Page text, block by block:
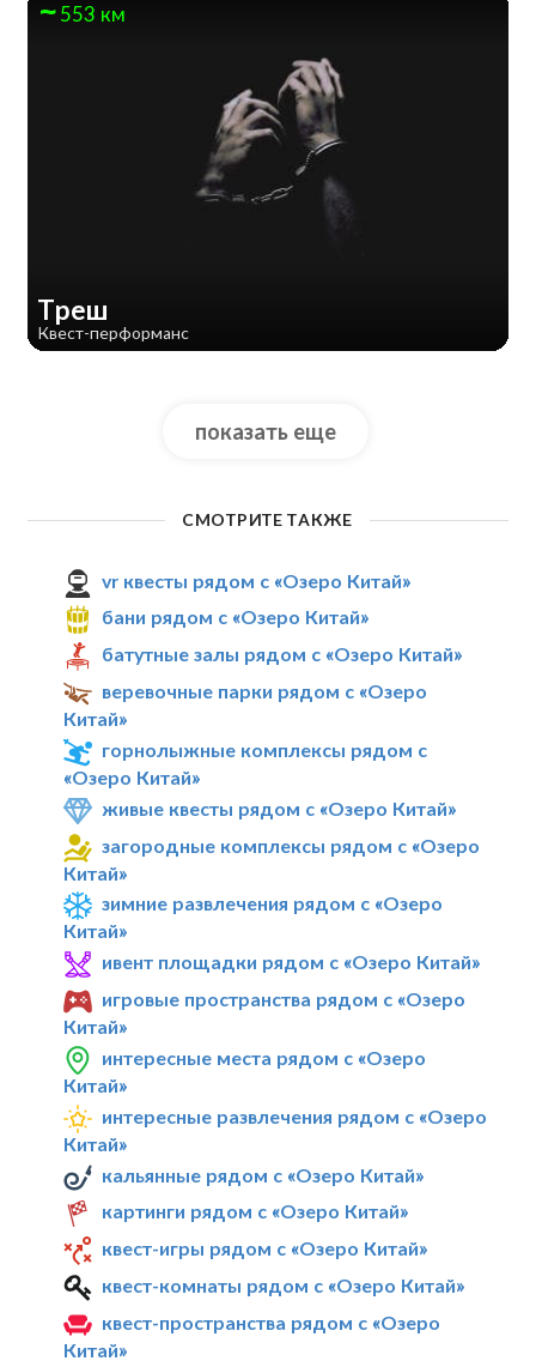
553 км
Треш
Квест-перформанс
показать еще
СМОТРИТЕ ТАКЖЕ
vr квесты рядом с «Озеро Китай»
бани рядом с «Озеро Китай»
батутные залы рядом с «Озеро Китай»
веревочные парки рядом с «Озеро
Китай»
горнолыжные комплексы рядом с
«Озеро Китай»
живые квесты рядом с «Озеро Китай»
загородные комплексы рядом с «Озеро
Китай»
зимние развлечения рядом с «Озеро
Китай»
ивент площадки рядом с «Озеро Китай»
игровые пространства рядом с «Озеро
Китай»
интересные места рядом с «Озеро
Китай»
интересные развлечения рядом с «Озеро
Китай»
кальянные рядом с «Озеро Китай»
картинги рядом с «Озеро Китай»
квест-игры рядом с «Озеро Китай»
квест-комнаты рядом с «Озеро Китай»
квест-пространства рядом с «Озеро
Китай»